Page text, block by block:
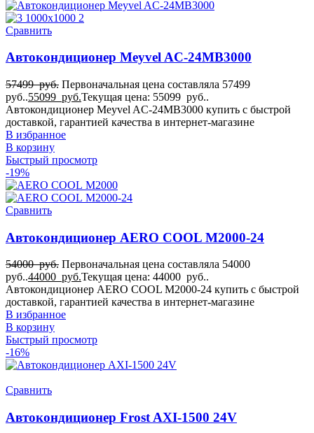
19
Для MAN
19
19
для MAN TGL
19
для MAN TGM
19
для MAN TGS
для MAN TGX
19
Для Mercedes-Benz Actros
19
Для Mercedes-Benz Arocs
19
Для Mercedes-Benz ATEGO
Для Mercedes-Benz UNIMOG
Для RENAULT
19
Для SCANIA
19
для Scania G
19
для Sinotruk Steyr
19
для Sollers
19
19
Сравнить
Автокондиционер Meyvel AC-24MB3000
57499руб. Первоначальная цена составляла 57499
руб..55099 руб.Текущая цена: 55099 руб..
Автокондиционер Meyvel AC-24MB3000 купить с быстрой
доставкой, гарантией качества в интернет-магазине
В избранное
В корзину
Быстрый просмотр
-19%
Сравнить
Автокондиционер AERO COOL M2000-24
54000руб. Первоначальная цена составляла 54000
руб..44000 руб.Текущая цена: 44000 руб..
Автокондиционер AERO COOL M2000-24 купить с быстрой
доставкой, гарантией качества в интернет-магазине
В избранное
В корзину
Быстрый просмотр
-16%
Сравнить
Автокондиционер Frost AXI-1500 24V